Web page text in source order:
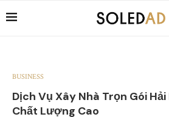
BUSINESS
Dịch Vụ Xây Nhà Trọn Gói
Chất Lượng Cao